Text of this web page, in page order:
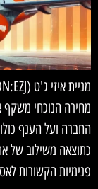
מחירה הנוכחי
החברה ועל הענף
כתוצאה משילוב של
פנימיות הקשורות